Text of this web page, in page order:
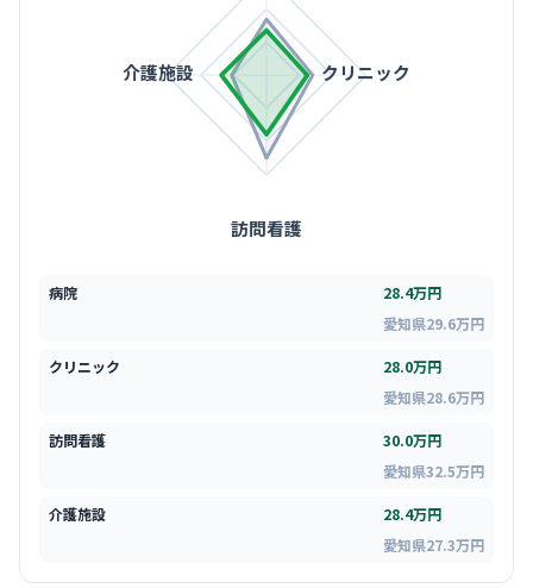
クリニック
訪問看護
介護施設
病院
28.4万円
愛知県29.6万円
クリニック
28.0万円
愛知県28.6万円
訪問看護
30.0万円
愛知県32.5万円
介護施設
28.4万円
愛知県27.3万円